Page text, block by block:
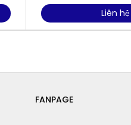
Liên hệ
FANPAGE